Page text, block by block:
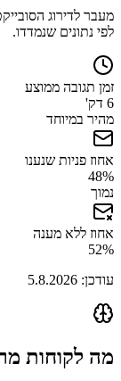
מעבר לדירוג
לפי נתונים שנמדדו.
זמן תגובה ממוצע
6 דק'
מהיר במיוחד
אחוז פניות שנענו
48%
נמוך
אחוז ללא מענה
52%
עודכן: 5.8.2026
מה לקוחות